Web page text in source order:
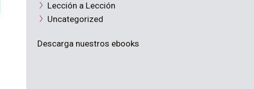
Lección a Lección
Uncategorized
Descarga nuestros ebooks